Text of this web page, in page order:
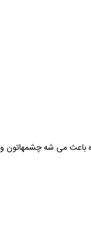
می شه چشمهاتون و